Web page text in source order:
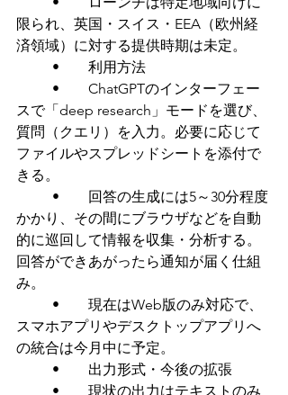
限られ、英国・スイス・EEA（欧州経
済領域）に対する提供時期は未定。
	•	利用方法
スで「deep research」モードを選び、
質問（クエリ）を入力。必要に応じて
ファイルやスプレッドシートを添付で
きる。
かかり、その間にブラウザなどを自動
的に巡回して情報を収集・分析する。
回答ができあがったら通知が届く仕組
み。
スマホアプリやデスクトップアプリへ
の統合は今月中に予定。
	•	出力形式・今後の拡張